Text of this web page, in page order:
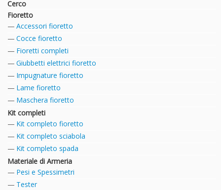
Cerco
Fioretto
Accessori fioretto
Cocce fioretto
Fioretti completi
Giubbetti elettrici fioretto
Impugnature fioretto
Lame fioretto
Maschera fioretto
Kit completi
Kit completo fioretto
Kit completo sciabola
Kit completo spada
Materiale di Armeria
Pesi e Spessimetri
Tester